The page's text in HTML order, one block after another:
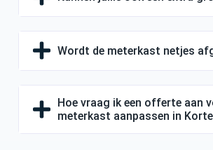
Wordt de meterkast netjes
Hoe vraag ik een offerte aan
meterkast aanpassen in